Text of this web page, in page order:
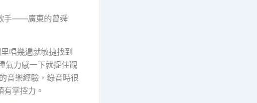
手——廣東的曾舜
唱幾遍就敏捷找到
氣力感一下就捉住觀
音樂經驗，錄音時很
掌控力。